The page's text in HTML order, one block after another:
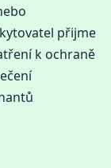
přijme
k ochraně